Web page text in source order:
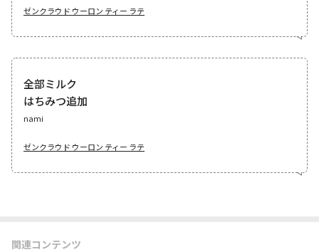
ゼンクラウド ウーロン ティー ラテ
全部ミルク
はちみつ追加
nami
ゼンクラウド ウーロン ティー ラテ
関連コンテンツ